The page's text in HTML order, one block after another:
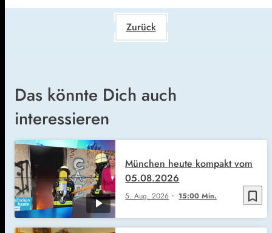
Zurück
Das könnte Dich auch
interessieren
bookmark_border
5. Aug. 2026 15:00 Min.
München heute kompakt vom
05.08.2026